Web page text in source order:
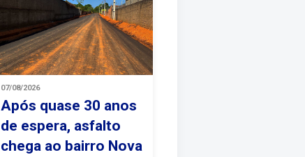
07/08/2026
Após quase 30 anos
de espera, asfalto
chega ao bairro Nova